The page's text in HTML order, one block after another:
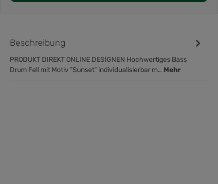
Beschreibung
PRODUKT DIREKT ONLINE DESIGNEN Hochwertiges Bass
Drum Fell mit Motiv "Sunset" individualisierbar m… Mehr